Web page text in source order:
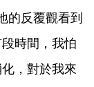
的反覆觀看到
時間，我怕
，對於我來